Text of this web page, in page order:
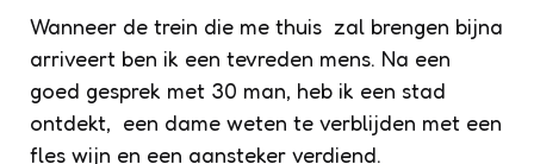
Wanneer de trein die me thuis zal brengen bijna
arriveert ben ik een tevreden mens. Na een
goed gesprek met 30 man, heb ik een stad
ontdekt, een dame weten te verblijden met een
fles wijn en een aansteker verdiend.